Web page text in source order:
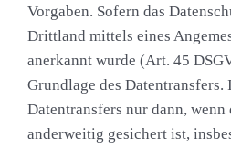
Vorgaben. Sofern das
Drittland mittels eines
anerkannt wurde (Art. 45
Grundlage des
Datentransfers nur dann,
anderweitig gesichert ist,